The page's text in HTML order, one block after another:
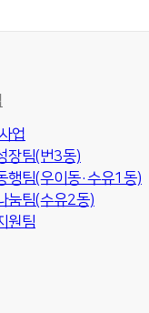
업
장팀(번3동)
행팀(우이동·수유1동)
눔팀(수유2동)
원팀